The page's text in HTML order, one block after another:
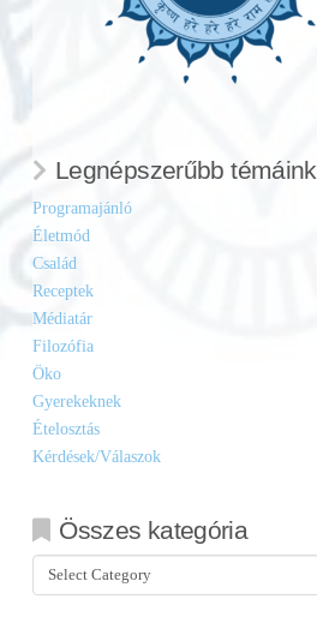
Legnépszerűbb témáink
Programajánló
Életmód
Család
Receptek
Médiatár
Filozófia
Öko
Gyerekeknek
Ételosztás
Kérdések/Válaszok
Összes kategória
Összes
kategória